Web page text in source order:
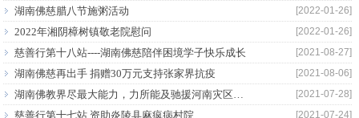
[2022-01-26]
湖南佛慈腊八节施粥活动
[2022-01-26]
2022年湘阴樟树镇敬老院慰问
[2021-08-27]
慈善行第十八站----湖南佛慈陪伴困境学子快乐成长
[2021-08-06]
湖南佛慈再出手 捐赠30万元支持张家界抗疫
[2021-07-28]
[2021-07-24]
慈善行第十七站 资助炎陵县麻疯病村院